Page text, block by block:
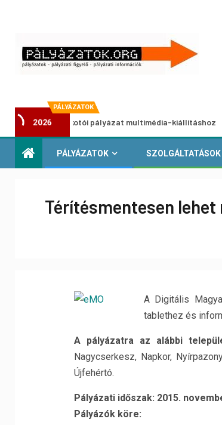
PÁLYÁZATOK
2026
Alkotói pályázat multimédia-kiállításhoz
PÁLYÁZATOK SZOLGÁLTATÁSOK
Térítésmentesen
A Digitális
tablethez és
A pályázatra az alábbi
Nagycserkesz, Napkor,
Újfehértó.
Pályázati időszak: 2015.
Pályázók köre: